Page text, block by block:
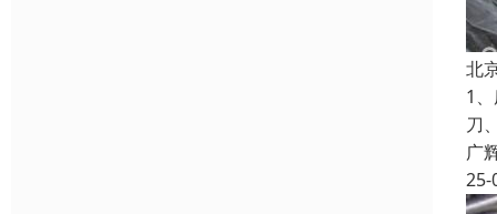
北
1
刀
广
25-